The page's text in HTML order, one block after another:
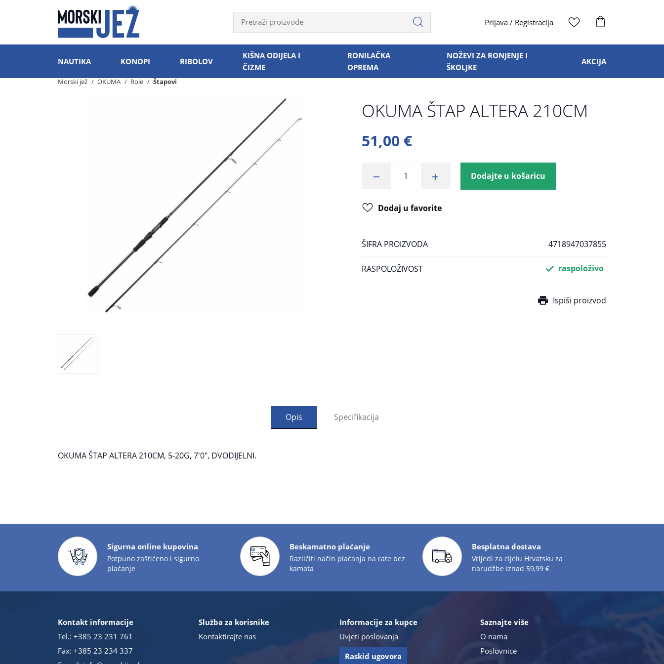
Prijava / Registracija
NAUTIKA KONOPI RIBOLOV
KIŠNA ODIJELA I
ČIZME
RONILAČKA
OPREMA
NOŽEVI ZA RONJENJE I
ŠKOLJKE
AKCIJA
Morski jež OKUMA Role Štapovi
OKUMA ŠTAP ALTERA 210CM
51,00 €
Dodajte u košaricu
Dodaj u favorite
ŠIFRA PROIZVODA 4718947037855
RASPOLOŽIVOST raspoloživo
Ispiši proizvod
Opis Specifikacija
OKUMA ŠTAP ALTERA 210CM, 5-20G, 7'0", DVODIJELNI.
Sigurna online kupovina
Potpuno zaštićeno i sigurno
plaćanje
Beskamatno plaćanje
Različiti način plaćanja na rate bez
kamata
Besplatna dostava
Vrijedi za cijelu Hrvatsku za
narudžbe iznad 59,99 €
Kontakt informacije
Tel.: +385 23 231 761
Fax: +385 23 234 337
Služba za korisnike
Kontaktirajte nas
Informacije za kupce
Uvjeti poslovanja
Raskid ugovora
Saznajte više
O nama
Poslovnice